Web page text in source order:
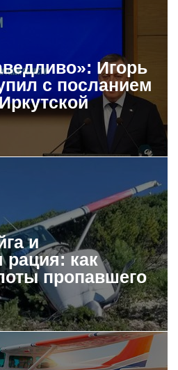
Игорь
с посланием
и
рация: как
пропавшего